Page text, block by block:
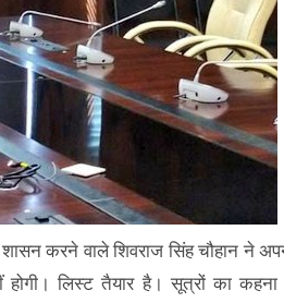
करने वाले शिवराज सिंह चौहान ने
लिस्ट तैयार है। सूत्रों का